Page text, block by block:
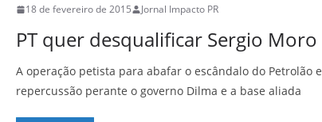
18 de fevereiro de 2015 Jornal Impacto PR
PT quer desqualificar Sergio Moro
A operação petista para abafar o escândalo do Petrolão
repercussão perante o governo Dilma e a base aliada